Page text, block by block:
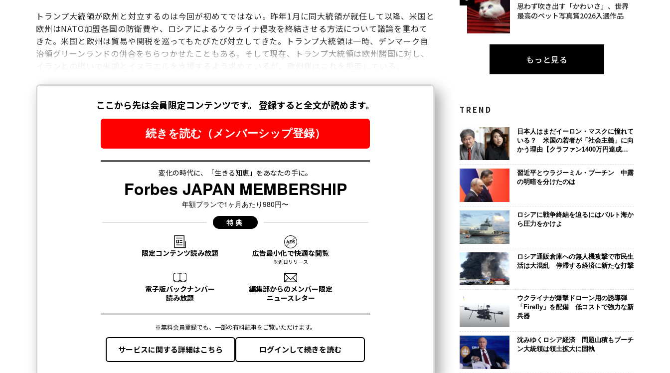
トランプ大統領が欧州と対立するのは今回が初めてではない。昨年1月に同大統領が就任して以降、米国と
欧州はNATO加盟各国の防衛費や、ロシアによるウクライナ侵攻を終結させる方法について議論を重ねて
きた。米国と欧州は貿易や関税を巡ってもたびたび対立してきた。トランプ大統領は一時、デンマーク自
治領グリーンランドの併合をちらつかせたこともある。そして現在、トランプ大統領は欧州諸国に対し、
思わず吹き出す「かわいさ」、世界
最高のペット写真賞2026入選作品
もっと見る
TREND
日本人はまだイーロン・マスクに憧れて
いる？ 米国の若者が「社会主義」に向
かう理由【クラファン1400万円達成記
習近平とウラジーミル・プーチン 中露
の明暗を分けたのは
ロシアに戦争終結を迫るにはバルト海か
ら圧力をかけよ
ロシア通販倉庫への無人機攻撃で市民生
活は大混乱 停滞する経済に新たな打撃
ウクライナが爆撃ドローン用の誘導弾
「Firefly」を配備 低コストで強力な新
兵器
沈みゆくロシア経済 問題山積もプーチ
ン大統領は領土拡大に固執